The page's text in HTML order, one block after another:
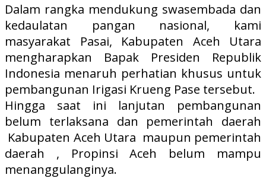
Dalam rangka mendukung swasembada dan
kedaulatan pangan nasional, kami
masyarakat Pasai, Kabupaten Aceh Utara
mengharapkan Bapak Presiden Republik
Indonesia menaruh perhatian khusus untuk
pembangunan Irigasi Krueng Pase tersebut.
Hingga saat ini lanjutan pembangunan
belum terlaksana dan pemerintah daerah
Kabupaten Aceh Utara maupun pemerintah
daerah , Propinsi Aceh belum mampu
menanggulanginya.